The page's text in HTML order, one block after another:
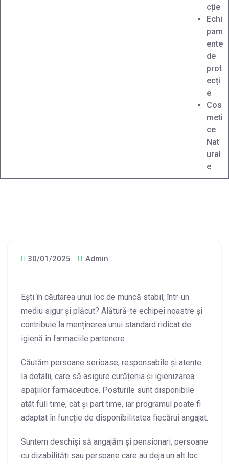
cție
Echi
pam
ente
de
prot
ecți
e
Cos
meti
ce
Nat
ural
e
30/01/2025 Admin
Ești în căutarea unui loc de muncă stabil, într-un
mediu sigur și plăcut? Alătură-te echipei noastre și
contribuie la menținerea unui standard ridicat de
igienă în farmaciile partenere.
Căutăm persoane serioase, responsabile și atente
la detalii, care să asigure curățenia și igienizarea
spațiilor farmaceutice. Posturile sunt disponibile
atât full time, cât și part time, iar programul poate fi
adaptat în funcție de disponibilitatea fiecărui angajat.
Suntem deschiși să angajăm și pensionari, persoane
cu dizabilități sau persoane care au deja un alt loc